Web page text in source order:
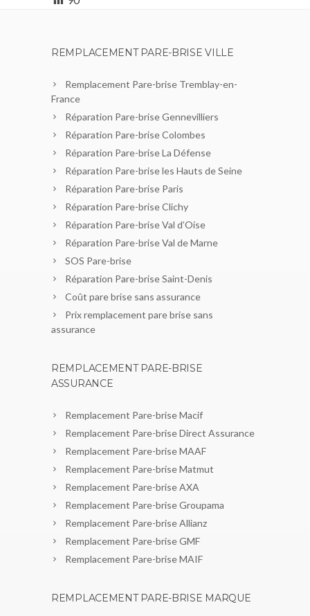
REMPLACEMENT PARE-BRISE VILLE
Remplacement Pare-brise Tremblay-en-
France
Réparation Pare-brise Gennevilliers
Réparation Pare-brise Colombes
Réparation Pare-brise La Défense
Réparation Pare-brise les Hauts de Seine
Réparation Pare-brise Paris
Réparation Pare-brise Clichy
Réparation Pare-brise Val d’Oise
Réparation Pare-brise Val de Marne
SOS Pare-brise
Réparation Pare-brise Saint-Denis
Coût pare brise sans assurance
Prix remplacement pare brise sans
assurance
REMPLACEMENT PARE-BRISE
ASSURANCE
Remplacement Pare-brise Macif
Remplacement Pare-brise Direct Assurance
Remplacement Pare-brise MAAF
Remplacement Pare-brise Matmut
Remplacement Pare-brise AXA
Remplacement Pare-brise Groupama
Remplacement Pare-brise Allianz
Remplacement Pare-brise GMF
Remplacement Pare-brise MAIF
REMPLACEMENT PARE-BRISE MARQUE